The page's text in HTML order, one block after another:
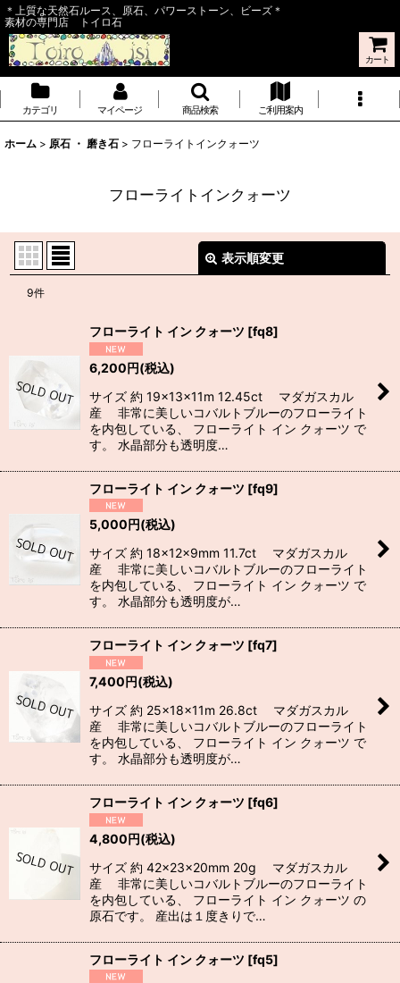
＊上質な天然石ルース、原石、パワーストーン、ビーズ＊
素材の専門店 トイロ石
カート
カテゴリ マイページ 商品検索 ご利用案内
ホーム > 原石 ・ 磨き石 > フローライトインクォーツ
フローライトインクォーツ
表示順変更
並び順:
絞り込む
9件
フローライト イン クォーツ [fq8]
6,200円(税込)
サイズ 約 19×13×11m 12.45ct マダガスカル
産 非常に美しいコバルトブルーのフローライト
を内包している、 フローライト イン クォーツ で
す。 水晶部分も透明度…
フローライト イン クォーツ [fq9]
5,000円(税込)
サイズ 約 18×12×9mm 11.7ct マダガスカル
産 非常に美しいコバルトブルーのフローライト
を内包している、 フローライト イン クォーツ で
す。 水晶部分も透明度が…
フローライト イン クォーツ [fq7]
7,400円(税込)
サイズ 約 25×18×11m 26.8ct マダガスカル
産 非常に美しいコバルトブルーのフローライト
を内包している、 フローライト イン クォーツ で
す。 水晶部分も透明度が…
フローライト イン クォーツ [fq6]
4,800円(税込)
サイズ 約 42×23×20mm 20g マダガスカル
産 非常に美しいコバルトブルーのフローライト
を内包している、 フローライト イン クォーツ の
原石です。 産出は１度きりで…
フローライト イン クォーツ [fq5]